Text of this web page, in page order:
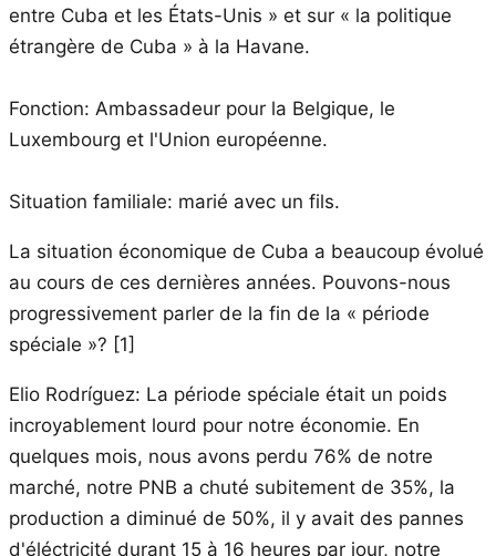
entre Cuba et les États-Unis » et sur « la politique
étrangère de Cuba » à la Havane.
Fonction: Ambassadeur pour la Belgique, le
Luxembourg et l'Union européenne.
Situation familiale: marié avec un fils.
La situation économique de Cuba a beaucoup évolué
au cours de ces dernières années. Pouvons-nous
progressivement parler de la fin de la « période
spéciale »? [1]
Elio Rodríguez: La période spéciale était un poids
incroyablement lourd pour notre économie. En
quelques mois, nous avons perdu 76% de notre
marché, notre PNB a chuté subitement de 35%, la
production a diminué de 50%, il y avait des pannes
d'éléctricité durant 15 à 16 heures par jour, notre